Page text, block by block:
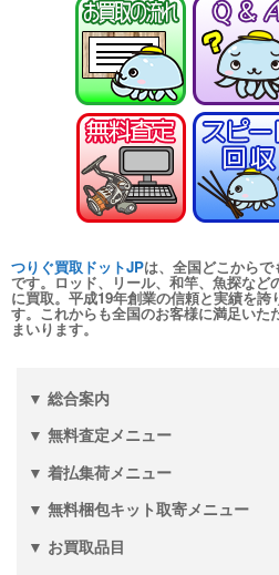
シマノ ヘラ竿 朱紋峰 神威
未使用
釣具買取クーポン
（2026/01/31迄）
シマノ ヘラ竿 飛天弓 皆空
未使用
釣具買取クーポン
（2026/01/31迄）
釣具買取クーポン
01（2026/01/31迄）
和竿 至峰 9.5尺 未使用
02（2026/01/31迄）
和竿 紀州竹竿 山彦 むらさめ
8.1尺 未使用
釣具買取クーポン
03（2026/01/31迄）
和竿 源竿師 柳雪 9.2尺 未使
釣具買取クーポン
つりぐ買取ドットJPは、全国どこから
です。ロッド、リール、和竿、魚探など
に買取。平成19年創業の信頼と実績を
す。これからも全国のお客様に満足いた
まいります。
▼ 総合案内
▼ 無料査定メニュー
▼ 着払集荷メニュー
▼ 無料梱包キット取寄メニュー
▼ お買取品目